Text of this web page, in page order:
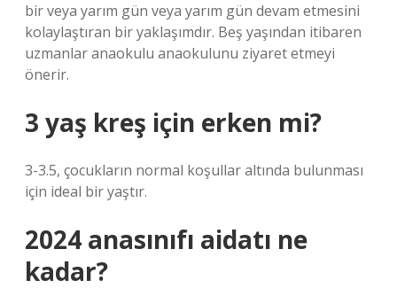
bir veya yarım gün veya yarım gün devam etmesini
kolaylaştıran bir yaklaşımdır. Beş yaşından itibaren
uzmanlar anaokulu anaokulunu ziyaret etmeyi
önerir.
3 yaş kreş için erken mi?
3-3.5, çocukların normal koşullar altında bulunması
için ideal bir yaştır.
2024 anasınıfı aidatı ne
kadar?